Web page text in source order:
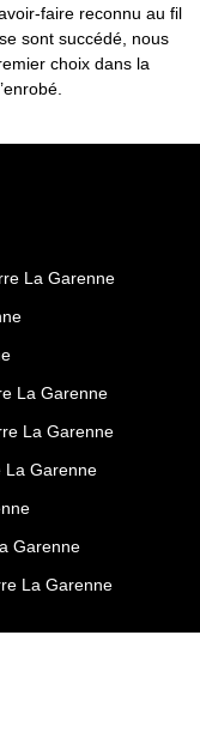
faire reconnu au fil
sont succédé, nous
choix dans la
La Garenne
La Garenne
La Garenne
La Garenne
Garenne
La Garenne